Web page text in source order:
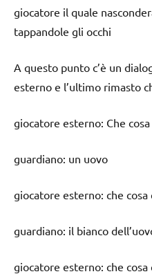
giocatore il quale
tappandole gli occhi
A questo punto c’è un
esterno e l’ultimo rimasto
giocatore esterno: Che cosa
guardiano: un uovo
giocatore esterno: che cosa
guardiano: il bianco
giocatore esterno: che cosa